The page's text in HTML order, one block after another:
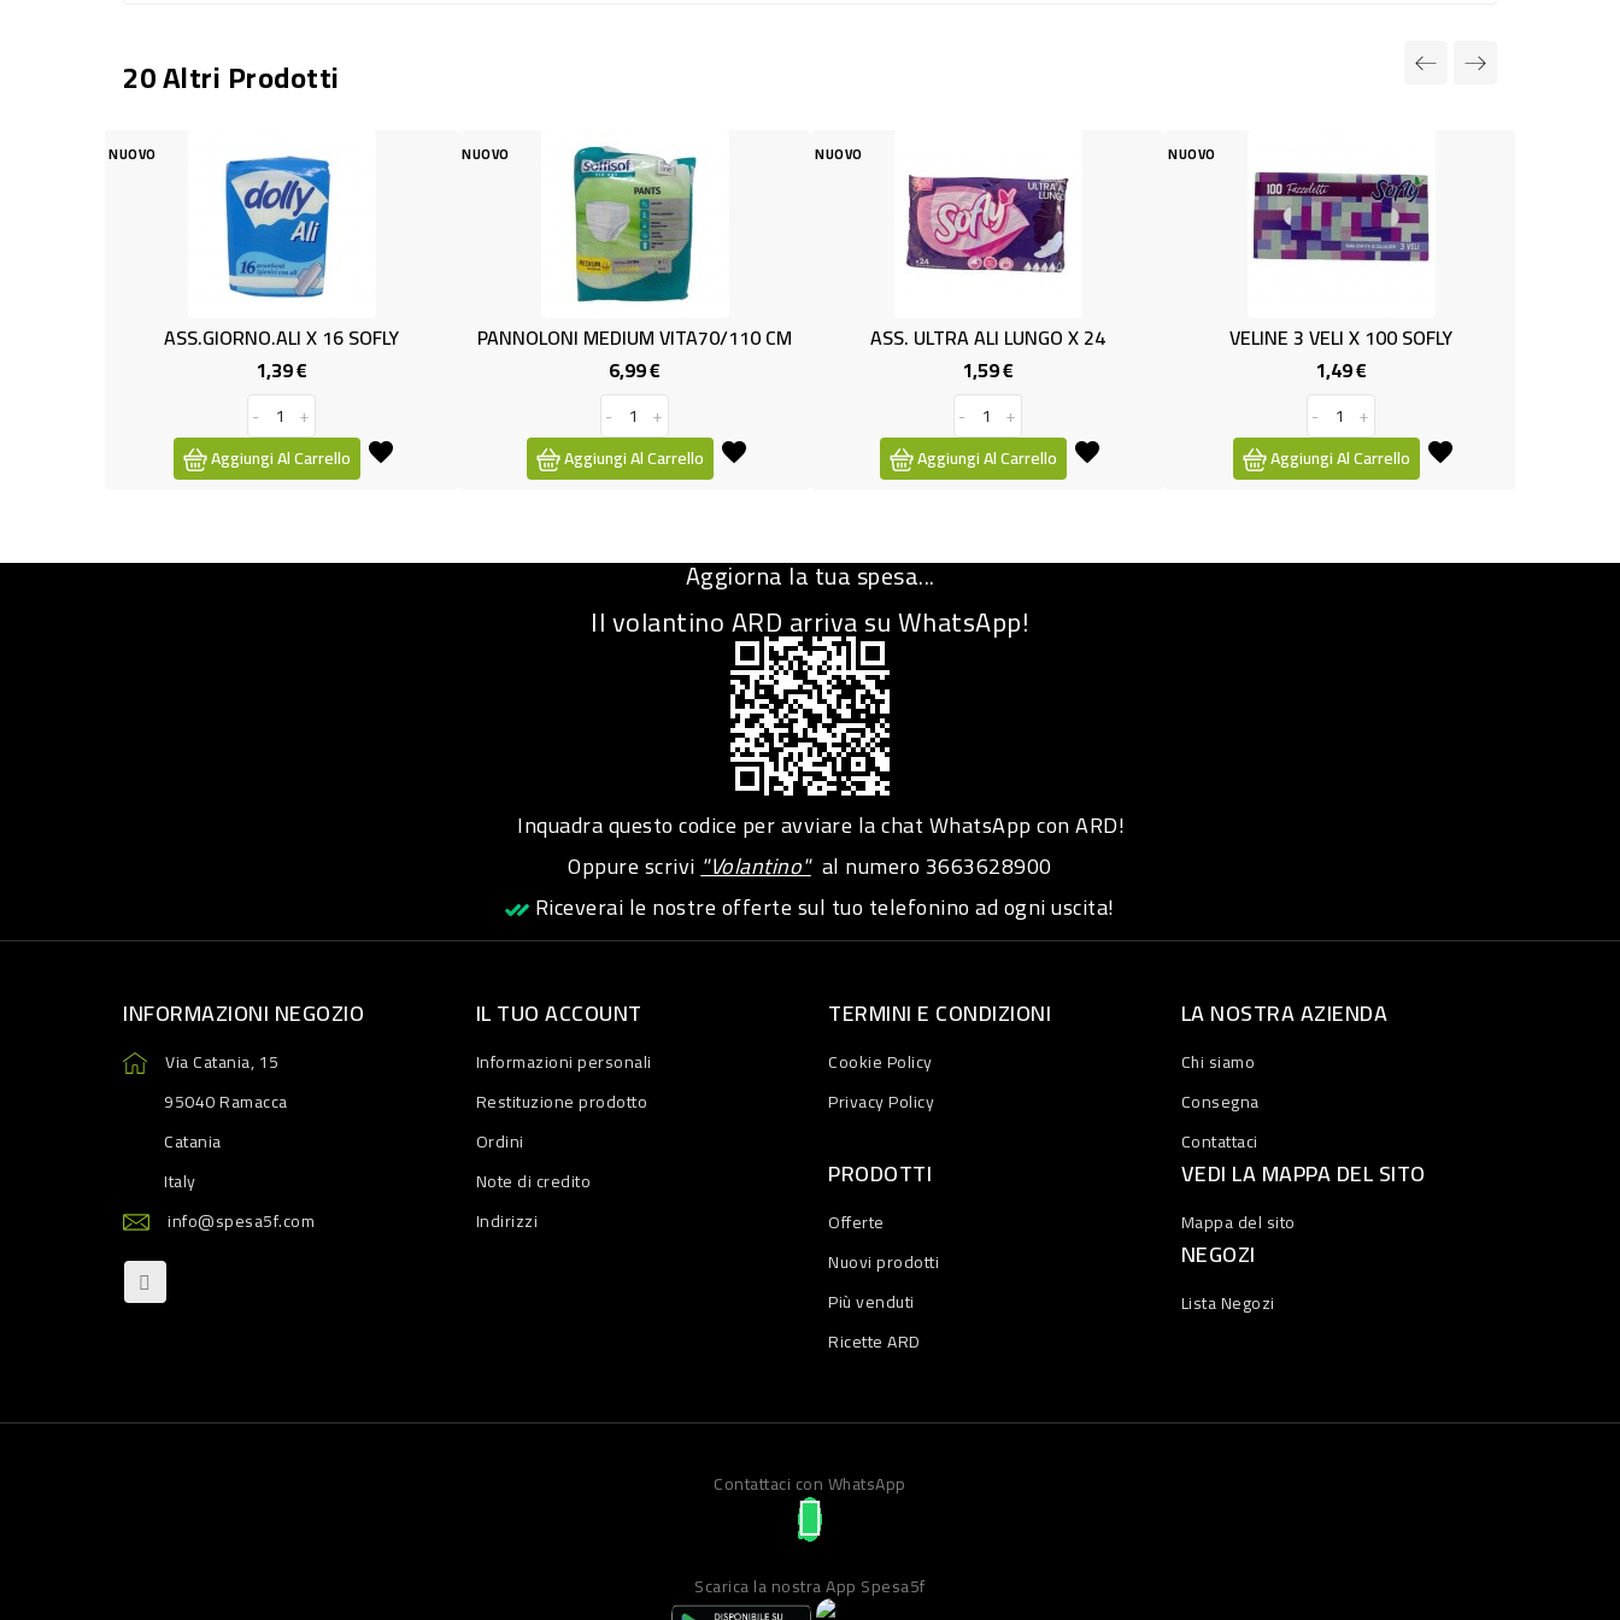
20 Altri Prodotti
NUOVO
ASS.GIORNO.ALI X 16 SOFLY
1,39 €Prezzo
Aggiungi Al Carrello
NUOVO
PANNOLONI MEDIUM VITA70/110 CM
6,99 €Prezzo
Aggiungi Al Carrello
NUOVO
ASS. ULTRA ALI LUNGO X 24
1,59 €Prezzo
Aggiungi Al Carrello
NUOVO
VELINE 3 VELI X 100 SOFLY
1,49 €Prezzo
Aggiungi Al Carrello
Aggiorna la tua spesa...
Il volantino ARD arriva su WhatsApp!
Inquadra questo codice per avviare la chat WhatsApp con ARD!
Oppure scrivi"Volantino"al numero3663628900
Riceverai le nostre offerte sul tuo telefonino ad ogni uscita!
INFORMAZIONI NEGOZIO
Via Catania, 15
95040 Ramacca
Catania
Italy
info@spesa5f.com
IL TUO ACCOUNT
Informazioni personali
Restituzione prodotto
Ordini
Note di credito
Indirizzi
TERMINI E CONDIZIONI
Cookie Policy
Privacy Policy
LA NOSTRA AZIENDA
Chi siamo
Consegna
Contattaci
PRODOTTI
Offerte
Nuovi prodotti
Più venduti
Ricette ARD
VEDI LA MAPPA DEL SITO
Mappa del sito
NEGOZI
Lista Negozi
Contattaci con WhatsApp
Scarica la nostra App Spesa5f